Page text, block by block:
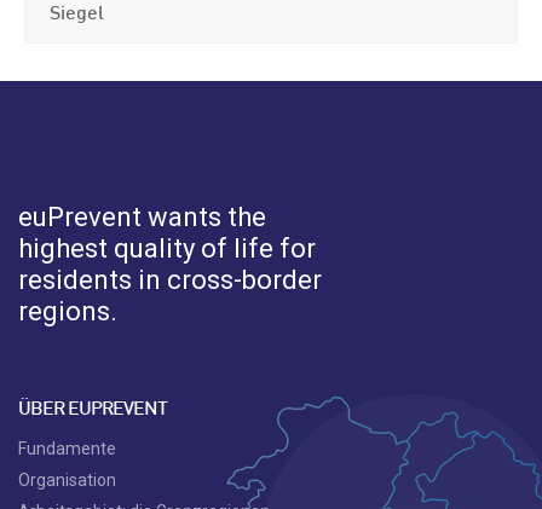
Siegel
euPrevent wants the
highest quality of life for
residents in cross-border
regions.
ÜBER EUPREVENT
Fundamente
Organisation